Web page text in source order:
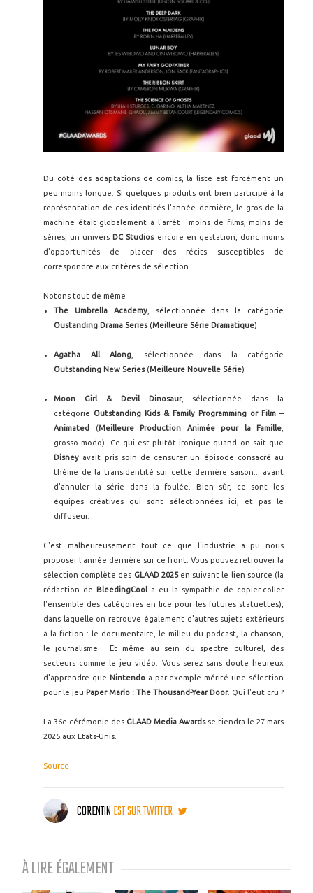
Du côté des adaptations de comics, la liste est forcément un
peu moins longue. Si quelques produits ont bien participé à la
représentation de ces identités l'année dernière, le gros de la
machine était globalement à l'arrêt : moins de films, moins de
séries, un univers DC Studiosencore en gestation, donc moins
d'opportunités de placer des récits susceptibles de
correspondre aux critères de sélection.
Notons tout de même :
The Umbrella Academy, sélectionnée dans la catégorie
Oustanding Drama Series(Meilleure Série Dramatique)
Agatha All Along , sélectionnée dans la catégorie
Outstanding New Series(Meilleure Nouvelle Série)
Moon Girl & Devil Dinosaur, sélectionnée dans la
catégorie Outstanding Kids & Family Programming or Film –
Animated
(Meilleure Production Animée pour la Famille
grosso modo). Ce qui est plutôt ironique quand on sait que
Disney avait pris soin de censurer un épisode consacré au
thème de la transidentité sur cette dernière saison... avant
d'annuler la série dans la foulée. Bien sûr, ce sont les
équipes créatives qui sont sélectionnées ici, et pas le
diffuseur.
C'est malheureusement tout ce que l'industrie a pu nous
proposer l'année dernière sur ce front. Vous pouvez retrouver la
sélection complète des GLAAD 2025en suivant le lien source (la
rédaction de
BleedingCool a eu la sympathie de copier-coller
l'ensemble des catégories en lice pour les futures statuettes),
dans laquelle on retrouve également d'autres sujets extérieurs
à la fiction : le documentaire, le milieu du podcast, la chanson,
le journalisme... Et même au sein du spectre culturel, des
secteurs comme le jeu vidéo. Vous serez sans doute heureux
d'apprendre que Nintendoa par exemple mérité une sélection
pour le jeu Paper Mario : The Thousand-Year Door. Qui l'eut cru ?
La 36e cérémonie des GLAAD Media Awards se tiendra le 27 mars
2025 aux Etats-Unis.
Source
CORENTINEST SUR TWITTER
À LIRE ÉGALEMENT